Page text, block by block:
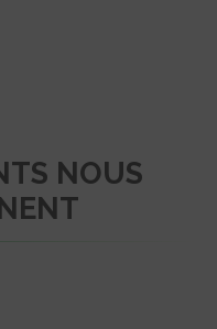
NOUS